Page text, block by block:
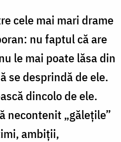
cele mai mari drame
nu faptul că are
le mai poate lăsa din
se desprindă de ele.
dincolo de ele.
necontenit „gălețile”
ambiții,